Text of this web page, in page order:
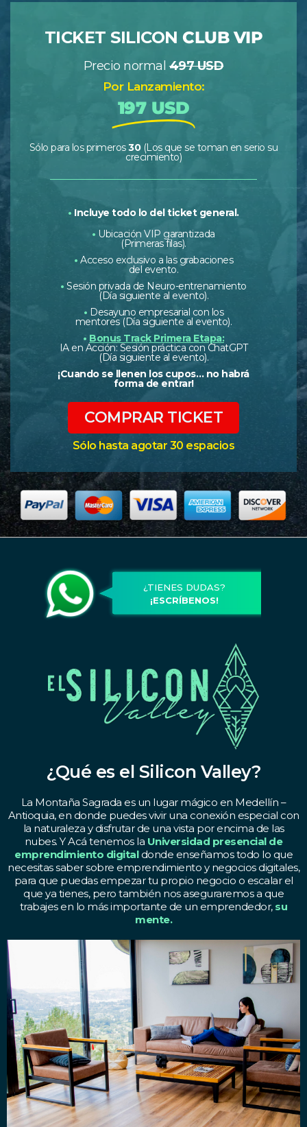
TICKET SILICON CLUB VIP
Precio normal497 USD
Por Lanzamiento:
197 USD
Sólo para los primeros30(Los que se toman en serio su
crecimiento)
• Incluye todo lo del ticket general.
• Ubicación VIP garantizada
(Primeras filas).
• Acceso exclusivo a las grabaciones
del evento.
•Sesión privada de Neuro-entrenamiento
(Día siguiente al evento).
• Desayuno empresarial con los
mentores (Día siguiente al evento).
• Bonus Track Primera Etapa:
IA en Acción: Sesión práctica con ChatGPT
(Día siguiente al evento).
¡Cuando se llenen los cupos… no habrá
forma de entrar!
COMPRAR TICKET
Sólo hasta agotar 30 espacios
¿TIENES DUDAS?
¡ESCRÍBENOS!
¿Qué es el Silicon Valley?
La Montaña Sagrada es un lugar mágico en Medellín –
Antioquia, en donde puedes vivir una conexión especial con
la naturaleza y disfrutar de una vista por encima de las
nubes. Y Acá tenemos la Universidad presencial de
emprendimiento digitaldonde enseñamos todo lo que
necesitas saber sobre emprendimiento y negocios digitales,
para que puedas empezar tu propio negocio o escalar el
que ya tienes, pero también nos aseguraremos a que
trabajes en lo más importante de un emprendedor, su
mente.